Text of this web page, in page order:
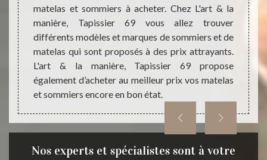
des
et
qui
pour
matelas et sommiers à acheter. Chez L'art & la
manière, Tapissier 69 vous allez trouver
différents modèles et marques de sommiers et de
matelas qui sont proposés à des prix attrayants.
L'art & la manière, Tapissier 69 propose
également d’acheter au meilleur prix vos matelas
et sommiers encore en bon état.
Nos experts et spécialistes sont à votre